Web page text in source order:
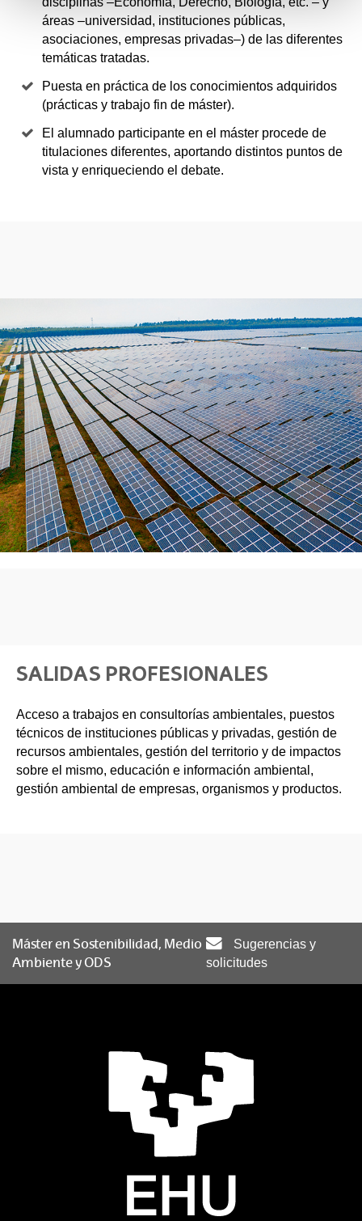
áreas –universidad, instituciones públicas,
asociaciones, empresas privadas–) de las diferentes
temáticas tratadas.
Puesta en práctica de los conocimientos adquiridos
(prácticas y trabajo fin de máster).
El alumnado participante en el máster procede de
titulaciones diferentes, aportando distintos puntos de
vista y enriqueciendo el debate.
SALIDAS PROFESIONALES
Acceso a trabajos en consultorías ambientales, puestos
técnicos de instituciones públicas y privadas, gestión de
recursos ambientales, gestión del territorio y de impactos
sobre el mismo, educación e información ambiental,
gestión ambiental de empresas, organismos y productos.
Máster en Sostenibilidad, Medio
Ambiente y ODS
Sugerencias y
solicitudes